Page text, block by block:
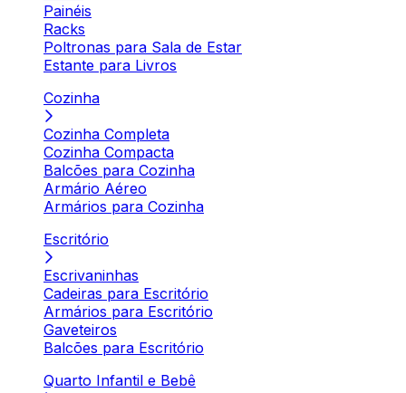
Painéis
Racks
Poltronas para Sala de Estar
Estante para Livros
Cozinha
Cozinha Completa
Cozinha Compacta
Balcões para Cozinha
Armário Aéreo
Armários para Cozinha
Escritório
Escrivaninhas
Cadeiras para Escritório
Armários para Escritório
Gaveteiros
Balcões para Escritório
Quarto Infantil e Bebê